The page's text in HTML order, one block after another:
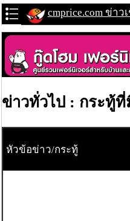
cmprice.com ข่า
ข่าวทั่วไป : กระทู้
หัวข้อข่าว/กระทู้